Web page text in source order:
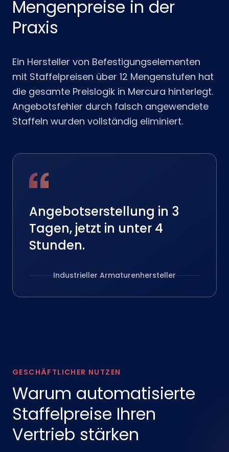
Mengenpreise in der
Praxis
Ein Hersteller von Befestigungselementen
mit Staffelpreisen über 12 Mengenstufen hat
die gesamte Preislogik in Mercura hinterlegt.
Angebotsfehler durch falsch angewendete
Staffeln wurden vollständig eliminiert.
Angebotserstellung in 3
Tagen, jetzt in unter 4
Stunden.
Industrieller Armaturenhersteller
GESCHÄFTLICHER NUTZEN
Warum automatisierte
Staffelpreise Ihren
Vertrieb stärken